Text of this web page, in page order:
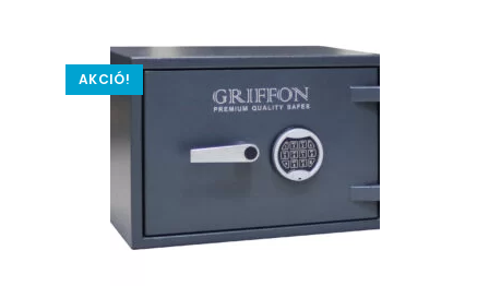
AKCIÓ!